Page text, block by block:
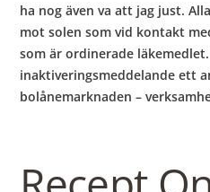
ha nog även va att jag just.
mot solen som vid kontakt
som är ordinerade
inaktiveringsmeddelande ett
bolånemarknaden –